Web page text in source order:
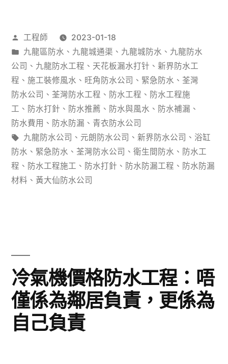
料
點
安
裝？
有
得
哪
些
購
嘅
品
牌？
灣
花
園
小
區
1#
樓
防
司
屋
面
作
者：
工程師
2023-01-18
分
類：
九龍區防水 、 九龍城通渠 、 九龍城防水 、 九龍防水
公司 、 九龍防水工程 、 天花板漏水打针 、 新界防水工
程 、 施工裝修風水 、 旺角防水公司 、 緊急防水 、 荃灣
防水公司 、 荃灣防水工程 、 防水工程 、 防水工程施
工 、 防水打針 、 防水推薦 、 防水與風水 、 防水補漏 、
防水費用 、 防水防漏 、 青衣防水公司
標
籤:
九龍防水公司 、 元朗防水公司 、 新界防水公司 、 浴缸
防水 、 緊急防水 、 荃灣防水公司 、 衛生間防水 、 防水工
程 、 防水工程施工 、 防水打針 、 防水防漏工程 、 防水防漏
材料 、 黃大仙防水公司
冷氣機價格防水工程：唔
僅係為鄰居負責，更係為
自己負責